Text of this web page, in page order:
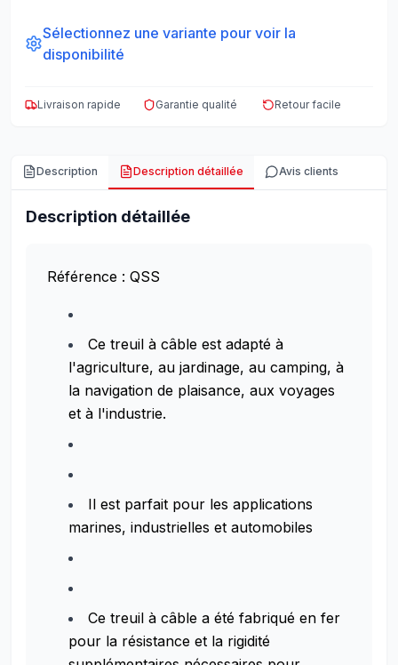
Sélectionnez une variante pour voir la
disponibilité
Livraison rapide Garantie qualité Retour facile
Description Description détaillée Avis clients
Description détaillée
Référence : QSS
Ce treuil à câble est adapté à
l'agriculture, au jardinage, au camping, à
la navigation de plaisance, aux voyages
et à l'industrie.
Il est parfait pour les applications
marines, industrielles et automobiles
Ce treuil à câble a été fabriqué en fer
pour la résistance et la rigidité